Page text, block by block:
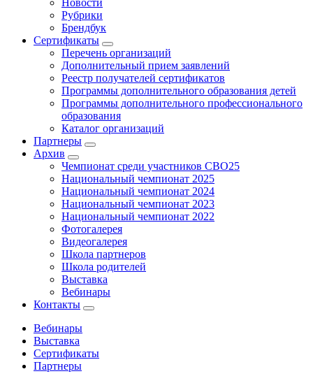
Новости
Рубрики
Брендбук
Сертификаты
Перечень организаций
Дополнительный прием заявлений
Реестр получателей сертификатов
Программы дополнительного образования детей
Программы дополнительного профессионального
образования
Каталог организаций
Партнеры
Архив
Чемпионат среди участников СВО25
Национальный чемпионат 2025
Национальный чемпионат 2024
Национальный чемпионат 2023
Национальный чемпионат 2022
Фотогалерея
Видеогалерея
Школа партнеров
Школа родителей
Выставка
Вебинары
Контакты
Вебинары
Выставка
Сертификаты
Партнеры